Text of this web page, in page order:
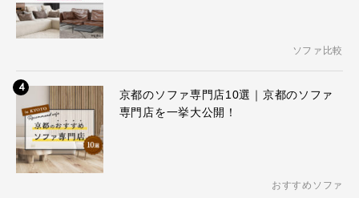
ソファ比較
4
京都のソファ専門店10選｜京都のソファ
専門店を一挙大公開！
おすすめソファ